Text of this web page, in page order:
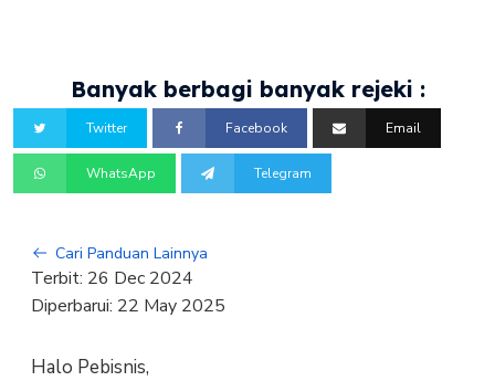
Banyak berbagi banyak rejeki :
Twitter Facebook Email
WhatsApp Telegram
Cari Panduan Lainnya
Terbit: 26 Dec 2024
Diperbarui: 22 May 2025
Halo Pebisnis,